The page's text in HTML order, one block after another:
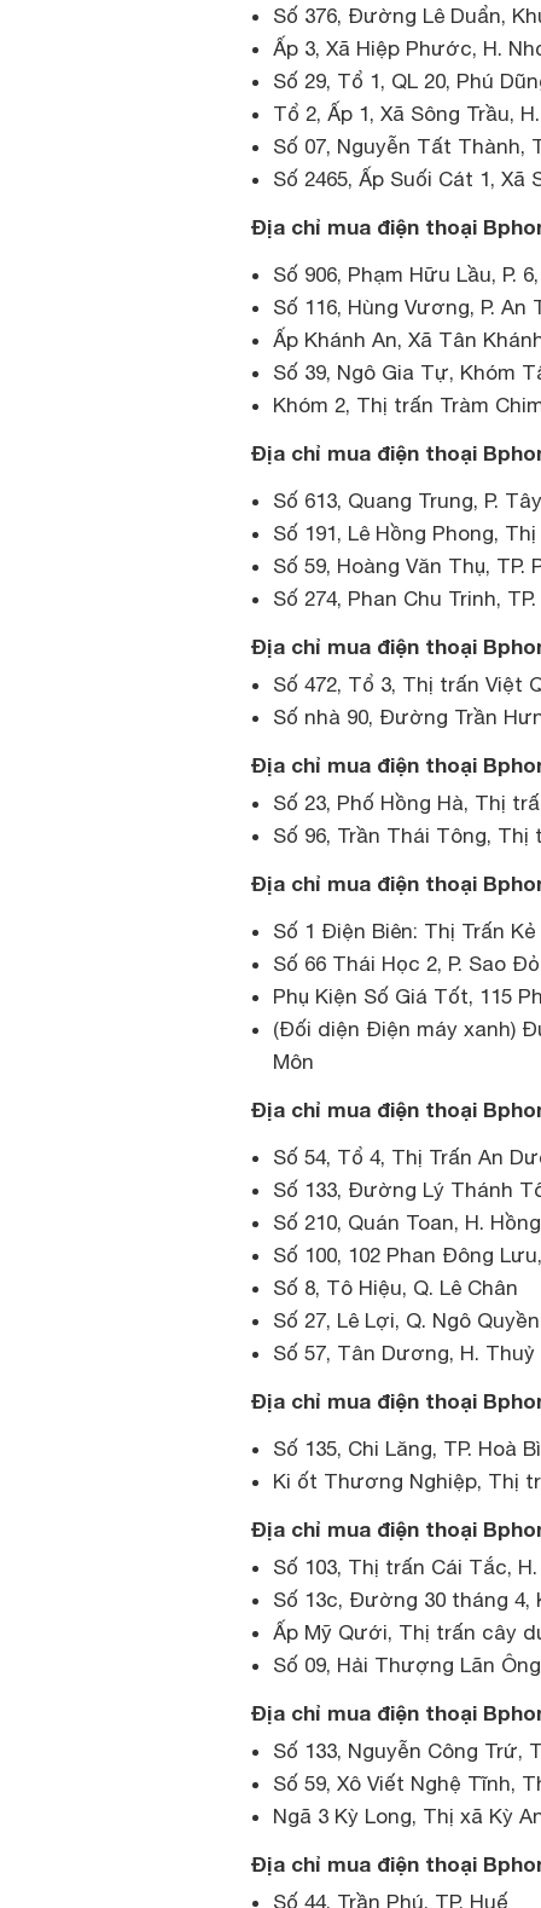
Số 376, Đường Lê Duẩn,
Ấp 3, Xã Hiệp Phước, H.
Số 29, Tổ 1, QL 20, Phú
Tổ 2, Ấp 1, Xã Sông Trầu,
Số 07, Nguyễn Tất Thành,
Số 2465, Ấp Suối Cát 1, Xã
Địa chỉ mua điện thoại
Số 906, Phạm Hữu Lầu, P.
Số 116, Hùng Vương, P.
Ấp Khánh An, Xã Tân
Số 39, Ngô Gia Tự, Khóm
Khóm 2, Thị trấn Tràm
Địa chỉ mua điện thoại
Số 613, Quang Trung, P.
Số 191, Lê Hồng Phong,
Số 59, Hoàng Văn Thụ, TP.
Số 274, Phan Chu Trinh,
Địa chỉ mua điện thoại
Số 472, Tổ 3, Thị trấn Việt
Số nhà 90, Đường Trần
Địa chỉ mua điện thoại
Số 23, Phố Hồng Hà, Thị
Số 96, Trần Thái Tông, Thị
Địa chỉ mua điện thoại
Số 1 Điện Biên: Thị Trấn
Số 66 Thái Học 2, P. Sao
Phụ Kiện Số Giá Tốt, 115
(Đối diện Điện máy xanh)
Môn
Địa chỉ mua điện thoại
Số 54, Tổ 4, Thị Trấn An
Số 133, Đường Lý Thánh
Số 210, Quán Toan, H.
Số 100, 102 Phan Đông
Số 8, Tô Hiệu, Q. Lê Chân
Số 27, Lê Lợi, Q. Ngô Quyền
Số 57, Tân Dương, H. Thuỷ
Địa chỉ mua điện thoại
Số 135, Chi Lăng, TP. Hoà
Ki ốt Thương Nghiệp, Thị
Địa chỉ mua điện thoại
Số 103, Thị trấn Cái Tắc,
Số 13c, Đường 30 tháng 4,
Ấp Mỹ Qưới, Thị trấn cây
Số 09, Hải Thượng Lãn
Địa chỉ mua điện thoại
Số 133, Nguyễn Công Trứ,
Số 59, Xô Viết Nghệ Tĩnh,
Ngã 3 Kỳ Long, Thị xã Kỳ
Địa chỉ mua điện thoại
Số 44, Trần Phú, TP. Huế